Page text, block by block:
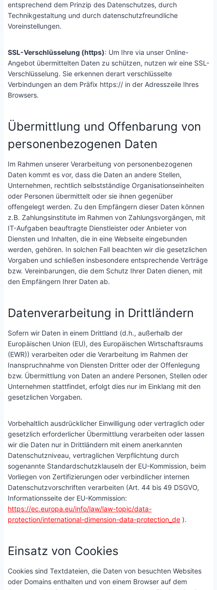
entsprechend dem Prinzip des Datenschutzes, durch
Technikgestaltung und durch datenschutzfreundliche
Voreinstellungen.
SSL-Verschlüsselung (https): Um Ihre via unser Online-
Angebot übermittelten Daten zu schützen, nutzen wir eine SSL-
Verschlüsselung. Sie erkennen derart verschlüsselte
Verbindungen an dem Präfix https:// in der Adresszeile Ihres
Browsers.
Übermittlung und Offenbarung von
personenbezogenen Daten
Im Rahmen unserer Verarbeitung von personenbezogenen
Daten kommt es vor, dass die Daten an andere Stellen,
Unternehmen, rechtlich selbstständige Organisationseinheiten
oder Personen übermittelt oder sie ihnen gegenüber
offengelegt werden. Zu den Empfängern dieser Daten können
z.B. Zahlungsinstitute im Rahmen von Zahlungsvorgängen, mit
IT-Aufgaben beauftragte Dienstleister oder Anbieter von
Diensten und Inhalten, die in eine Webseite eingebunden
werden, gehören. In solchen Fall beachten wir die gesetzlichen
Vorgaben und schließen insbesondere entsprechende Verträge
bzw. Vereinbarungen, die dem Schutz Ihrer Daten dienen, mit
den Empfängern Ihrer Daten ab.
Datenverarbeitung in Drittländern
Sofern wir Daten in einem Drittland (d.h., außerhalb der
Europäischen Union (EU), des Europäischen Wirtschaftsraums
(EWR)) verarbeiten oder die Verarbeitung im Rahmen der
Inanspruchnahme von Diensten Dritter oder der Offenlegung
bzw. Übermittlung von Daten an andere Personen, Stellen oder
Unternehmen stattfindet, erfolgt dies nur im Einklang mit den
gesetzlichen Vorgaben.
Vorbehaltlich ausdrücklicher Einwilligung oder vertraglich oder
gesetzlich erforderlicher Übermittlung verarbeiten oder lassen
wir die Daten nur in Drittländern mit einem anerkannten
Datenschutzniveau, vertraglichen Verpflichtung durch
sogenannte Standardschutzklauseln der EU-Kommission, beim
Vorliegen von Zertifizierungen oder verbindlicher internen
Datenschutzvorschriften verarbeiten (Art. 44 bis 49 DSGVO,
Informationsseite der EU-Kommission:
https://ec.europa.eu/info/law/law-topic/data-
protection/international-dimension-data-protection_de ).
Einsatz von Cookies
Cookies sind Textdateien, die Daten von besuchten Websites
oder Domains enthalten und von einem Browser auf dem